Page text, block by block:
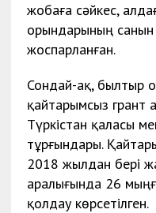
жобаға сәйкес,
орындарының санын
жоспарланған.
Сондай-ақ, былтыр
қайтарымсыз грант
Түркістан қаласы
тұрғындары.
2018 жылдан бері
аралығында 26
қолдау көрсетілген.